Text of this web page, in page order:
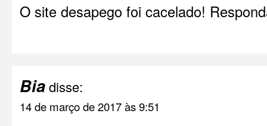
O site desapego foi cacelado!
Biadisse:
14 de março de 2017 às 9:51